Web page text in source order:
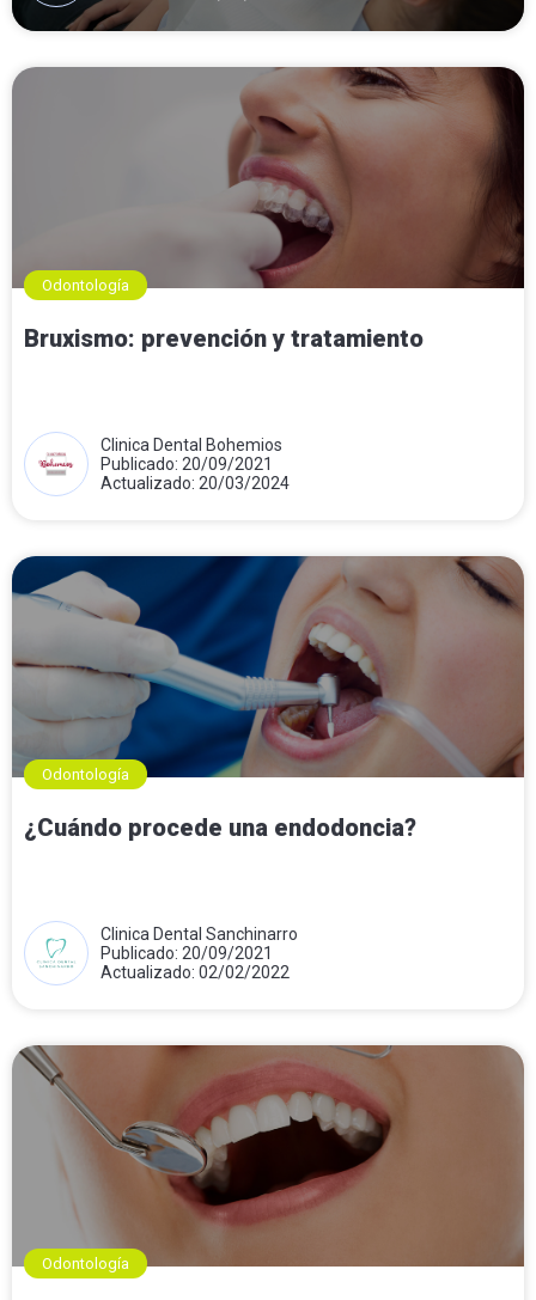
Odontología
Bruxismo: prevención y tratamiento
Clinica Dental Bohemios
Publicado: 20/09/2021
Actualizado: 20/03/2024
Odontología
¿Cuándo procede una endodoncia?
Clinica Dental Sanchinarro
Publicado: 20/09/2021
Actualizado: 02/02/2022
Odontología